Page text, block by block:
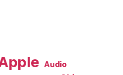
Audio